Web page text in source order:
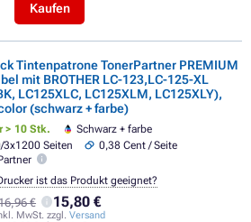
Kaufen
Tintenpatrone TonerPartner PREMIUM
mit BROTHER LC-123,LC-125-XL
LC125XLC, LC125XLM, LC125XLY),
(schwarz + farbe)
> 10 Stk.
Schwarz + farbe
3x1200 Seiten
0,38 Cent / Seite
€ 15,80 €
MwSt. zzgl. Versand
ist das Produkt geeignet?